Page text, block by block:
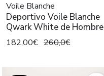
Voile Blanche
Deportivo Voile Blanche
Qwark White de Hombre
182,00€ 260,0€